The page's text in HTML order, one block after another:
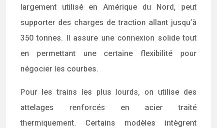
largement utilisé en Amérique du Nord, peut
supporter des charges de traction allant jusqu’à
350 tonnes. Il assure une connexion solide tout
en permettant une certaine flexibilité pour
négocier les courbes.
Pour les trains les plus lourds, on utilise des
attelages renforcés en acier traité
thermiquement. Certains modèles intègrent